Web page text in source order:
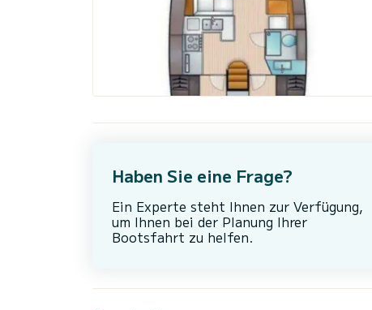
Haben Sie eine Frage?
Ein Experte steht Ihnen zur Verfügung,
um Ihnen bei der Planung Ihrer
Bootsfahrt zu helfen.